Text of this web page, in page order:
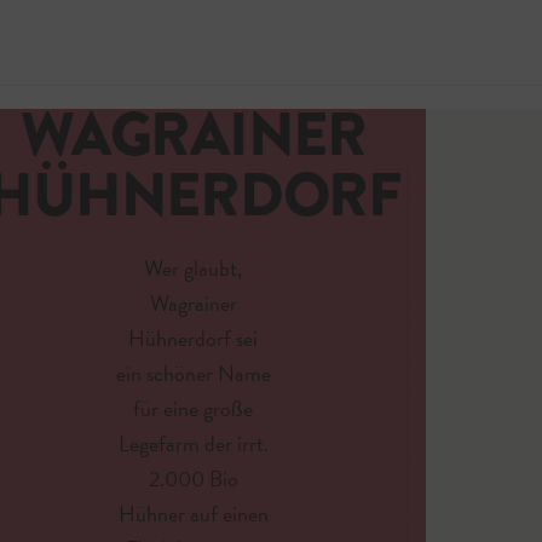
WAGRAINER
Wer glaubt,
Wagrainer
Hühnerdorf sei
ein schöner Name
für eine große
Legefarm der irrt.
2.000 Bio
Hühner auf einen